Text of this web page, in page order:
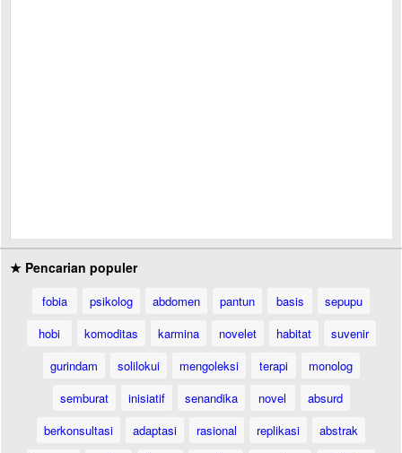
★ Pencarian populer
fobia psikolog abdomen pantun basis
sepupu
hobi
komoditas karmina novelet habitat
suvenir
gurindam
solilokui mengoleksi terapi
monolog
semburat
inisiatif senandika novel
absurd
berkonsultasi
adaptasi rasional replikasi
abstrak